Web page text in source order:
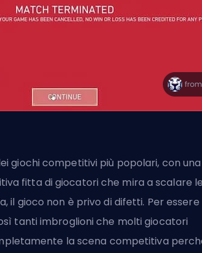
giochi competitivi più popolari, con una
fitta di giocatori che mira a scalare
il gioco non è privo di difetti. Per essere
tanti imbroglioni che molti giocatori
la scena competitiva